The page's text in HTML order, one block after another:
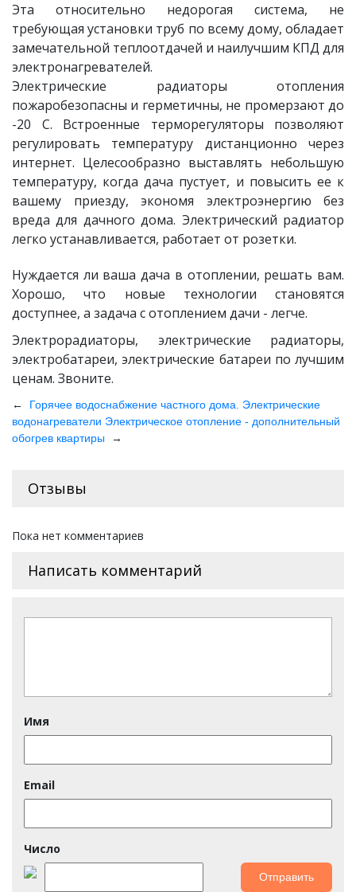
Эта относительно недорогая система, не
требующая установки труб по всему дому, обладает
замечательной теплоотдачей и наилучшим КПД для
электронагревателей.
Электрические радиаторы отопления
пожаробезопасны и герметичны, не промерзают до
-20 С. Встроенные терморегуляторы позволяют
регулировать температуру дистанционно через
интернет. Целесообразно выставлять небольшую
температуру, когда дача пустует, и повысить ее к
вашему приезду, экономя электроэнергию без
вреда для дачного дома. Электрический радиатор
легко устанавливается, работает от розетки.
Нуждается ли ваша дача в отоплении, решать вам.
Хорошо, что новые технологии становятся
доступнее, а задача с отоплением дачи - легче.
Электрорадиаторы, электрические радиаторы,
электробатареи, электрические батареи по лучшим
ценам. Звоните.
←
Горячее водоснабжение частного дома. Электрические
водонагреватели Электрическое отопление - дополнительный
обогрев квартиры
→
Отзывы
Пока нет комментариев
Написать комментарий
Имя
Email
Число